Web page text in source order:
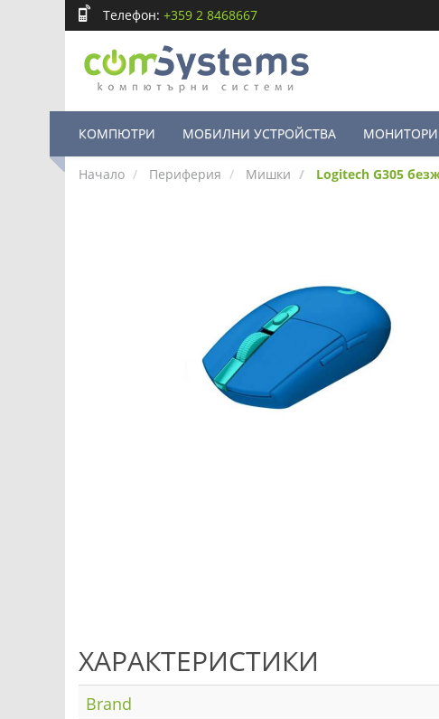
Телефон: +359 2 8468667
КОМПЮТРИ МОБИЛНИ УСТРОЙСТВА МОНИТОРИ
Начало Периферия Мишки Logitech G305
ХАРАКТЕРИСТИКИ
Brand